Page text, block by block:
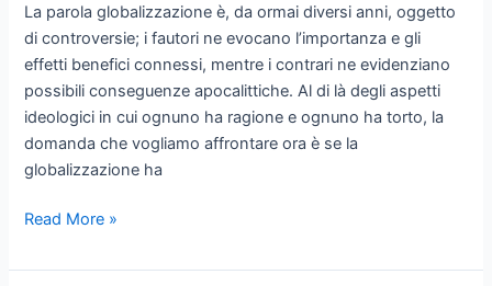
La parola globalizzazione è, da ormai diversi anni, oggetto
di controversie; i fautori ne evocano l’importanza e gli
effetti benefici connessi, mentre i contrari ne evidenziano
possibili conseguenze apocalittiche. Al di là degli aspetti
ideologici in cui ognuno ha ragione e ognuno ha torto, la
domanda che vogliamo affrontare ora è se la
globalizzazione ha
La
della
Read More »